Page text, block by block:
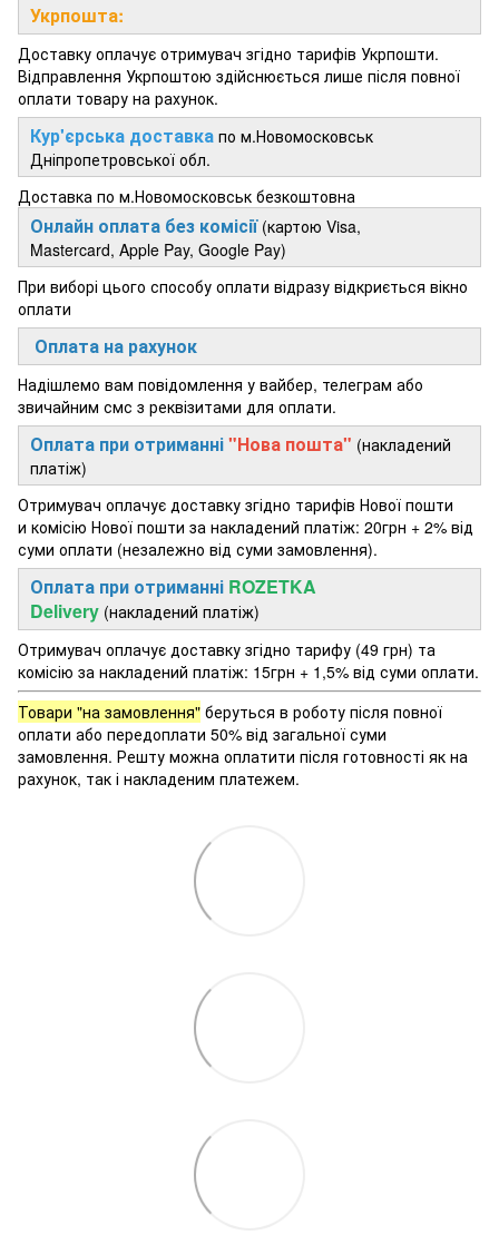
Укрпошта:
Доставку оплачує отримувач згідно тарифів Укрпошти.
Відправлення Укрпоштою здійснюється лише після повної
оплати товару на рахунок.
Кур'єрська доставка по м.Новомосковськ
Дніпропетровської обл.
Доставка по м.Новомосковськ безкоштовна
Онлайн оплата без комісії(картою Visa,
Mastercard, Apple Pay, Google Pay)
При виборі цього способу оплати відразу відкриється вікно
оплати
Оплата на рахунок
Надішлемо вам повідомлення у вайбер, телеграм або
звичайним смс з реквізитами для оплати.
Оплата при отриманні"Нова пошта" (накладений
платіж)
Отримувач оплачує доставку згідно тарифів Нової пошти
и комісію Нової пошти за накладений платіж: 20грн + 2% від
суми оплати (незалежно від суми замовлення).
Оплата при отриманні ROZETKA
Delivery (накладений платіж)
Отримувач оплачує доставку згідно тарифу (49 грн) та
комісію за накладений платіж: 15грн + 1,5% від суми оплати.
Товари "на замовлення" беруться в роботу після повної
оплати або передоплати 50% від загальної суми
замовлення. Решту можна оплатити після готовності як на
рахунок, так і накладеним платежем.